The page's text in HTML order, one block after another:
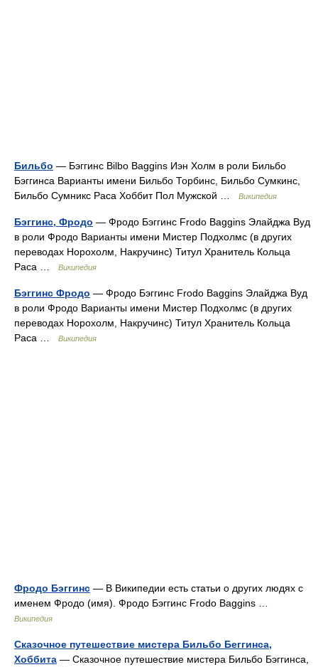
Бильбо — Бэггинс Bilbo Baggins Иэн Холм в роли Бильбо
Бэггинса Варианты имени Бильбо Торбинс, Бильбо Сумкинс,
Бильбо Сумникс Раса Хоббит Пол Мужской …
Википедия
Бэггинс, Фродо — Фродо Бэггинс Frodo Baggins Элайджа Вуд
в роли Фродо Варианты имени Мистер Подхолмс (в других
переводах Норохолм, Накручинс) Титул Хранитель Кольца
Раса …
Википедия
Бэггинс Фродо — Фродо Бэггинс Frodo Baggins Элайджа Вуд
в роли Фродо Варианты имени Мистер Подхолмс (в других
переводах Норохолм, Накручинс) Титул Хранитель Кольца
Раса …
Википедия
Фродо Бэггинс — В Википедии есть статьи о других людях с
именем Фродо (имя). Фродо Бэггинс Frodo Baggins …
Википедия
Сказочное путешествие мистера Бильбо Беггинса,
Хоббита — Сказочное путешествие мистера Бильбо Бэггинса,